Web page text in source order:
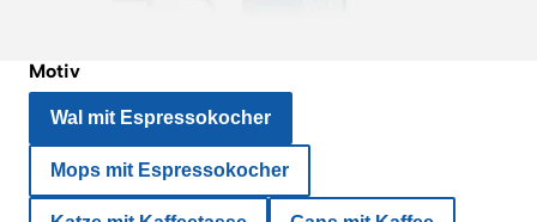
Motiv
Wal mit Espressokocher
Mops mit Espressokocher